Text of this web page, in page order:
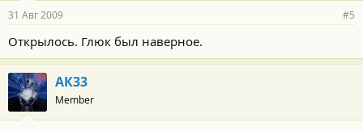
31 Авг 2009 #5
Открылось. Глюк был наверное.
АК33
Member